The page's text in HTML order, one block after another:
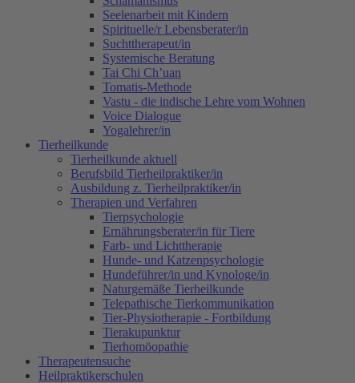
Seelenarbeit mit Kindern
Spirituelle/r Lebensberater/in
Suchttherapeut/in
Systemische Beratung
Tai Chi Ch’uan
Tomatis-Methode
Vastu - die indische Lehre vom Wohnen
Voice Dialogue
Yogalehrer/in
Tierheilkunde
Tierheilkunde aktuell
Berufsbild Tierheilpraktiker/in
Ausbildung z. Tierheilpraktiker/in
Therapien und Verfahren
Tierpsychologie
Ernährungsberater/in für Tiere
Farb- und Lichttherapie
Hunde- und Katzenpsychologie
Hundeführer/in und Kynologe/in
Naturgemäße Tierheilkunde
Telepathische Tierkommunikation
Tier-Physiotherapie - Fortbildung
Tierakupunktur
Tierhomöopathie
Therapeutensuche
Heilpraktikerschulen